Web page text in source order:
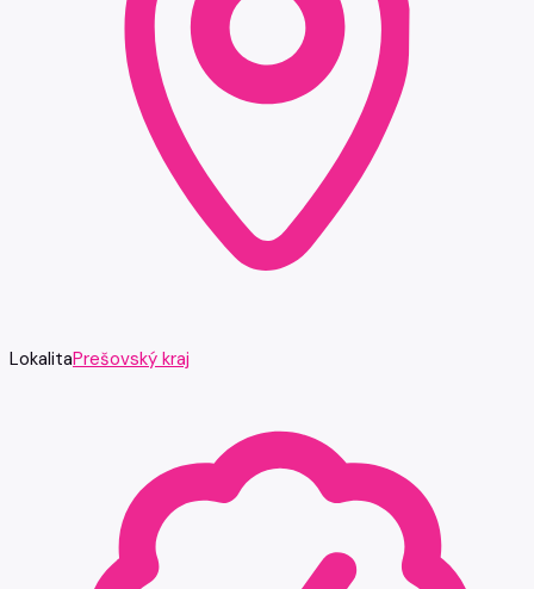
LokalitaPrešovský kraj